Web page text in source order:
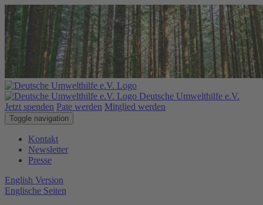
Deutsche Umwelthilfe e.V.
Jetzt spenden Pate werden Mitglied werden
Toggle navigation
Kontakt
Newsletter
Presse
English Version
Englische Seiten